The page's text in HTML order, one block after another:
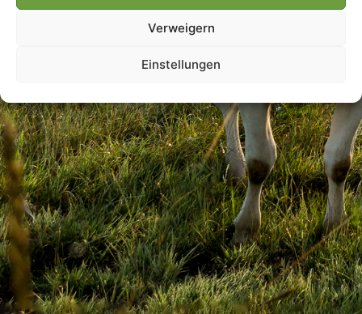
Verweigern
Einstellungen
Villmools Merci! Bis nächst
Joer!